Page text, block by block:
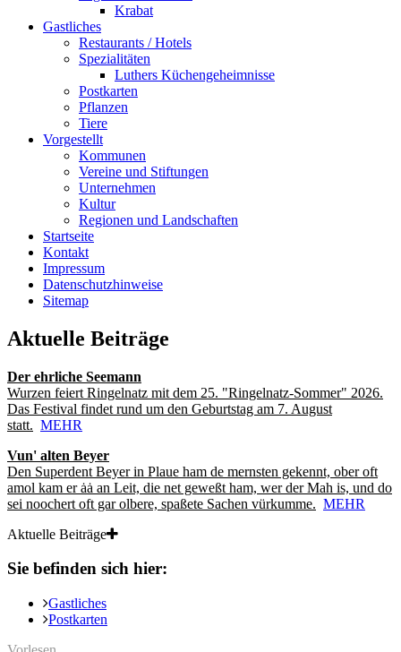
Krabat
Gastliches
Restaurants / Hotels
Spezialitäten
Luthers Küchengeheimnisse
Postkarten
Pflanzen
Tiere
Vorgestellt
Kommunen
Vereine und Stiftungen
Unternehmen
Kultur
Regionen und Landschaften
Startseite
Kontakt
Impressum
Datenschutzhinweise
Sitemap
Aktuelle Beiträge
Der ehrliche Seemann
Wurzen feiert Ringelnatz mit dem 25. "Ringelnatz-Sommer" 2026.
Das Festival findet rund um den Geburtstag am 7. August
statt. MEHR
Vun' alten Beyer
Den Superdent Beyer in Plaue ham de mernsten gekennt, ober oft
amol kam er ȧȧ an Leit, die net geweßt ham, wer der Mah is, und do
sei noochert oft gar olbere, spaßete Sachen vürkumme. MEHR
Aktuelle Beiträge
Sie befinden sich hier:
Gastliches
Postkarten